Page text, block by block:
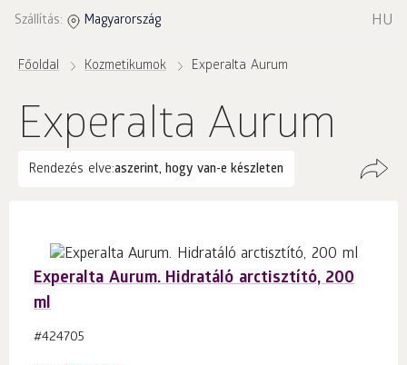
Szállítás: Magyarország HU
Főoldal Kozmetikumok Experalta Aurum
Experalta Aurum
Rendezés elve:aszerint, hogy van-e készleten
Experalta Aurum. Hidratáló arctisztító, 200
ml
#424705